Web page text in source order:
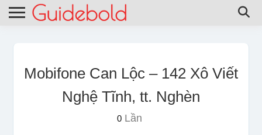
Mobifone Can Lộc – 142 Xô Viết
Nghệ Tĩnh, tt. Nghèn
0Lần